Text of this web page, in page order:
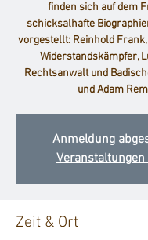
finden sich auf dem
schicksalhafte
vorgestellt: Reinhold
Widerstandskämpfer,
Rechtsanwalt und
und Adam
Anmeldung
Zeit & Ort